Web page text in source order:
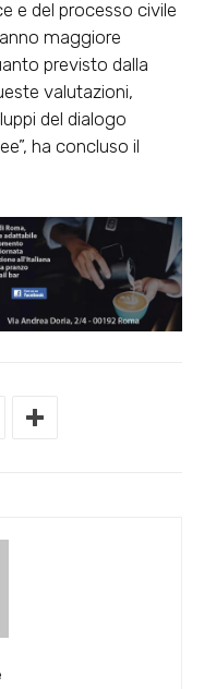
e del processo civile
maggiore
previsto dalla
valutazioni,
del dialogo
ha concluso il